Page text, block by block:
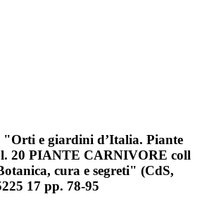
"Orti e giardini d’Italia. Piante
20 PIANTE CARNIVORE coll
cura e segreti" (CdS,
17 pp. 78-95